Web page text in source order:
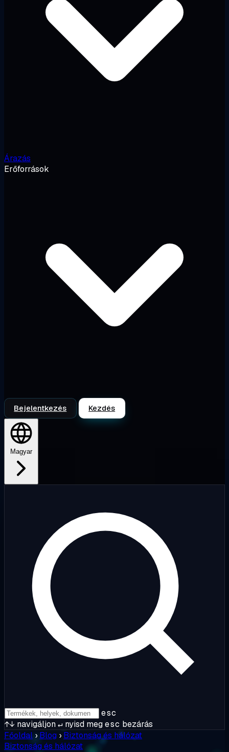
Árazás
Erőforrások
Bejelentkezés Kezdés
Magyar
esc
↑↓ navigáljon↵ nyisd megesc bezárás
Főoldal › Blog › Biztonság és hálózat
Biztonság és hálózat